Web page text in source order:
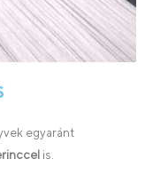
egyaránt
is.